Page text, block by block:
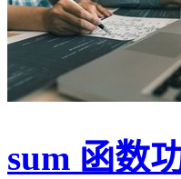
sum 函数